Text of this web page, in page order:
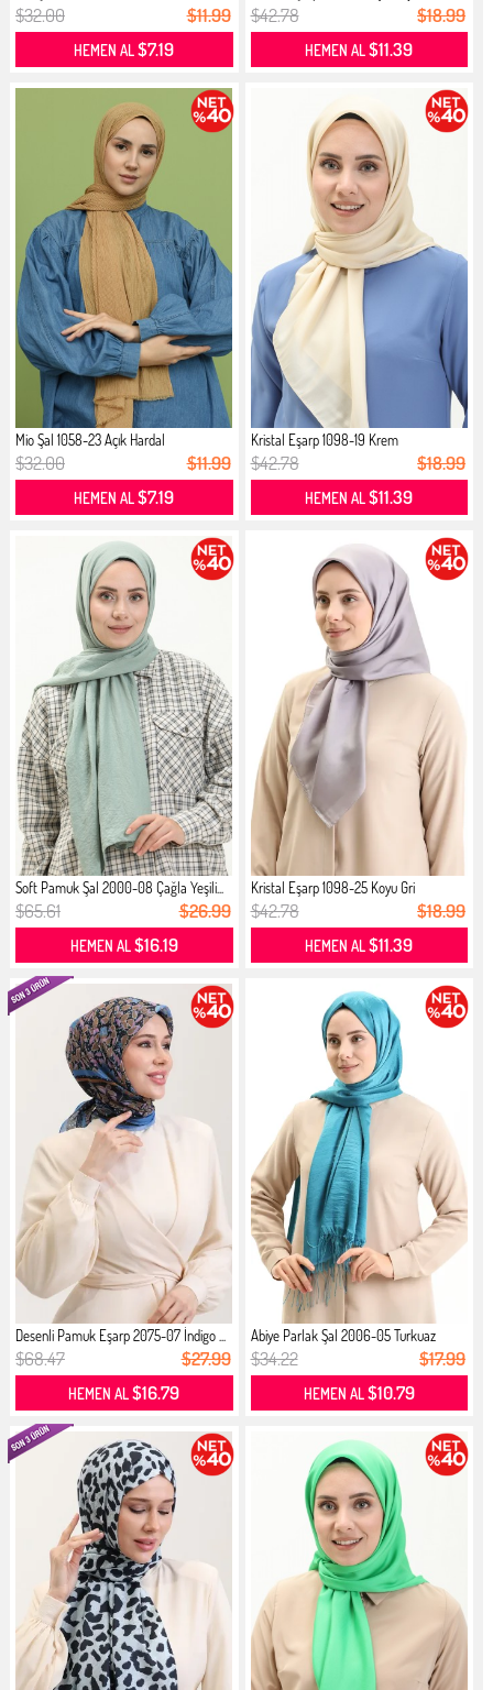
$32.00 $11.99
HEMEN AL$7.19
$42.78 $18.99
HEMEN AL$11.39
Mio Şal 1058-23 Açık Hardal
$32.00 $11.99
HEMEN AL$7.19
Kristal Eşarp 1098-19 Krem
$42.78 $18.99
HEMEN AL$11.39
Soft Pamuk Şal 2000-08 Çağla Yeşili...
$65.61 $26.99
HEMEN AL$16.19
Kristal Eşarp 1098-25 Koyu Gri
$42.78 $18.99
HEMEN AL$11.39
Desenli Pamuk Eşarp 2075-07 İndigo ...
$68.47 $27.99
HEMEN AL$16.79
Abiye Parlak Şal 2006-05 Turkuaz
$34.22 $17.99
HEMEN AL$10.79